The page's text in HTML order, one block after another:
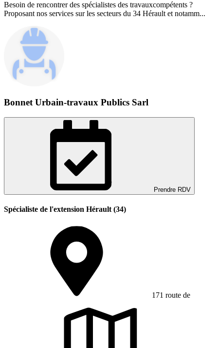
Besoin de rencontrer des spécialistes des travauxcompétents ?
Proposant nos services sur les secteurs du 34 Hérault et notamm...
Bonnet Urbain-travaux Publics Sarl
Prendre RDV
Spécialiste de l'extension Hérault (34)
171 route de